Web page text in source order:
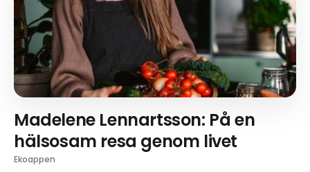
Madelene Lennartsson: På en
hälsosam resa genom livet
Ekoappen